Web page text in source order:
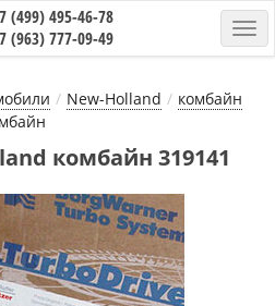
(499) 495-46-78
(963) 777-09-49
New-Holland
комбайн
комбайн 319141